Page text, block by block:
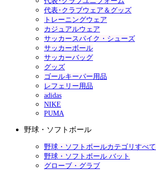
代表･クラブウェア＆グッズ
トレーニングウェア
カジュアルウェア
サッカースパイク・シューズ
サッカーボール
サッカーバッグ
グッズ
ゴールキーパー用品
レフェリー用品
adidas
NIKE
PUMA
野球・ソフトボール
野球・ソフトボールカテゴリすべて
野球・ソフトボール バット
グローブ・グラブ